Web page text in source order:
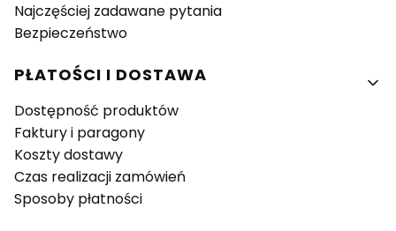
Najczęściej zadawane pytania
Bezpieczeństwo
PŁATOŚCI I DOSTAWA
Dostępność produktów
Faktury i paragony
Koszty dostawy
Czas realizacji zamówień
Sposoby płatności